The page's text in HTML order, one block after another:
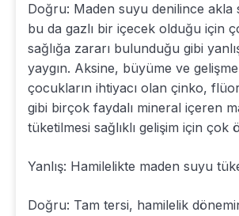
Doğru: Maden suyu denilince akla
bu da gazlı bir içecek olduğu için
sağlığa zararı bulunduğu gibi
yaygın. Aksine, büyüme ve
çocukların ihtiyacı olan çinko,
gibi birçok faydalı mineral içeren
tüketilmesi sağlıklı gelişim için çok
Yanlış: Hamilelikte maden suyu
Doğru: Tam tersi, hamilelik